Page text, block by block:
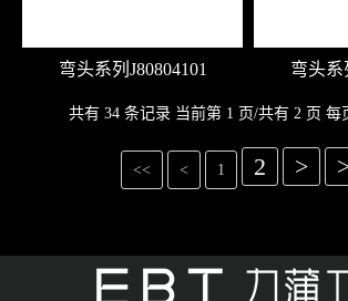
弯头系列J80804101 弯头系
共有 34 条记录 当前第 1 页/共有 2 页 每
<< < 1 2 >